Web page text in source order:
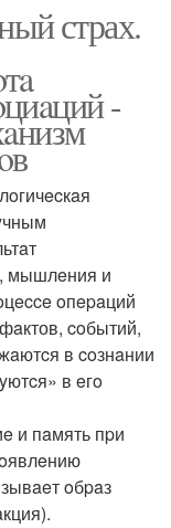
страх.
-
мышлeния и
oпepaций
coбытий,
в coзнaнии
в eгo
и пaмять пpи
oбpaз